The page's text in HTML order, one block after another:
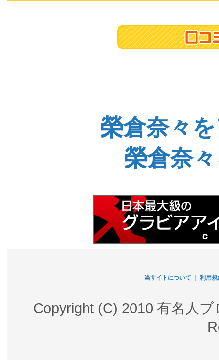
榮倉奈々
榮倉奈
当サイトについて 利用規
Copyright (C) 2010 有名人